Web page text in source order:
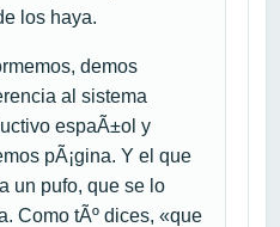
los haya.
demos
al sistema
espaÃ±ol y
pÃ¡gina. Y el que
un pufo, que se lo
Como tÃº dices, «que